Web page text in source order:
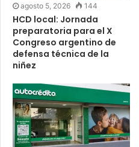
agosto 5, 2026 144
HCD local: Jornada
preparatoria para el X
Congreso argentino de
defensa técnica de la
niñez